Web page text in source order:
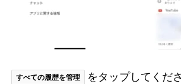
すべての履歴を管理 をタップしてくださ